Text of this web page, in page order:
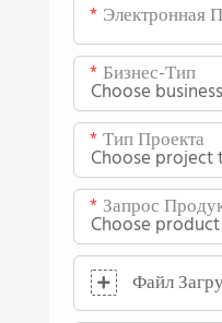
Электронная
Бизнес-Тип
Тип Проекта
Запрос
Файл